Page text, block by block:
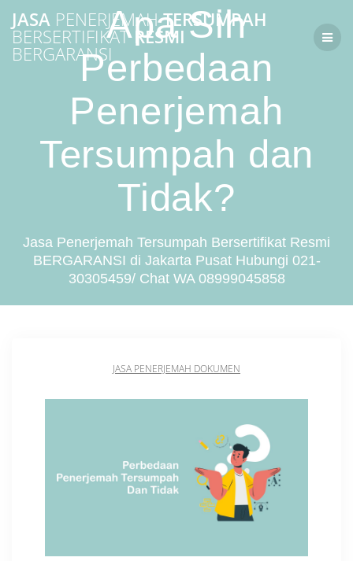
to
content
JASA PENERJEMAHTERSUMPAH
BERSERTIFIKATRESMI
BERGARANSI
Apa Sih
Perbedaan
Penerjemah
Tersumpah dan
Tidak?
Jasa Penerjemah Tersumpah Bersertifikat Resmi
BERGARANSI di Jakarta Pusat Hubungi 021-
30305459/ Chat WA 08999045858
JASA PENERJEMAH DOKUMEN